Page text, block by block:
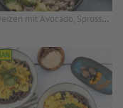
Buchweizen mit Avocado, Sprossen und Tahin-Dressing